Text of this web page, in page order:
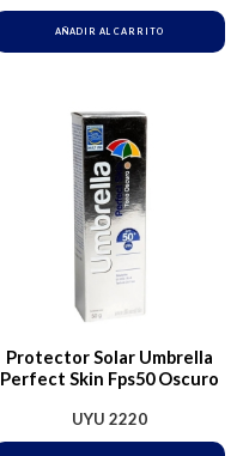
AÑADIR AL CARRITO
Protector Solar Umbrella
Perfect Skin Fps50 Oscuro
UYU 2220